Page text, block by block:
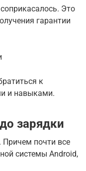
Это
гарантии
к
и навыками.
зарядки
Причем почти все
системы Android,